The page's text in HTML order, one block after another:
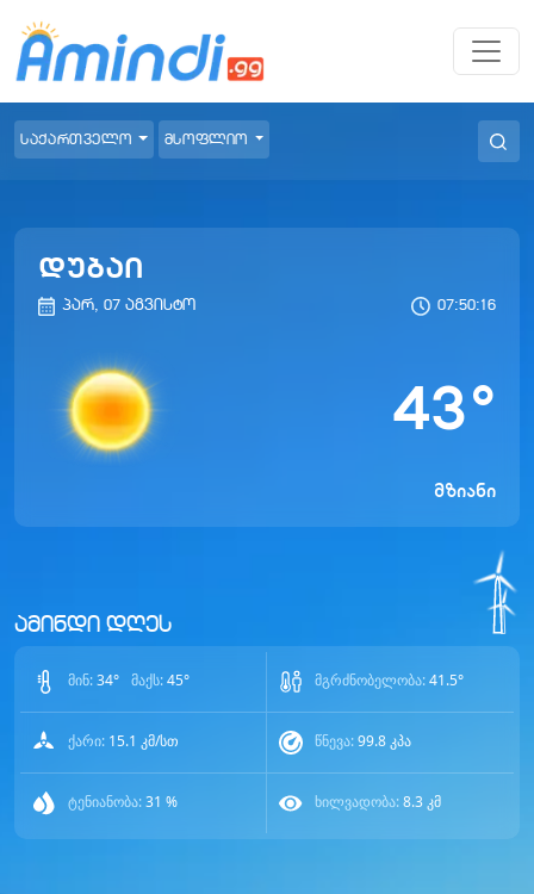
საქართველო მსოფლიო
დუბაი
პარ, 07 აგვისტო 07:50:16
43°
მზიანი
ამინდი დღეს
მინ:34° მაქს:45° მგრძნობელობა:41.5°
ქარი: 15.1 კმ/სთ წნევა:99.8კპა
ტენიანობა:31 % ხილვადობა:8.3კმ